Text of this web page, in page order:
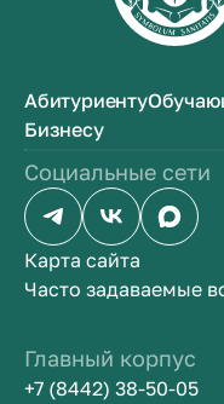
Абитуриенту
Бизнесу
Социальные сети
Карта сайта
Часто задаваемые
Главный корпус
+7 (8442) 38-50-05